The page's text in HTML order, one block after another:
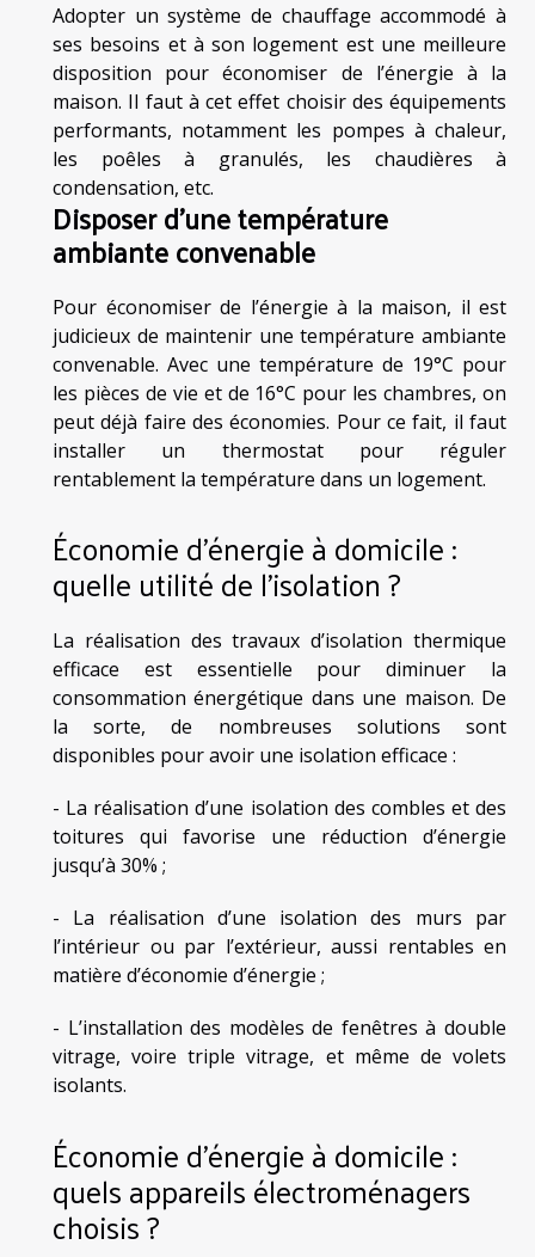
Adopter un système de chauffage accommodé à
ses besoins et à son logement est une meilleure
disposition pour économiser de l’énergie à la
maison. Il faut à cet effet choisir des équipements
performants, notamment les pompes à chaleur,
les poêles à granulés, les chaudières à
condensation, etc.
Disposer d’une température
ambiante convenable
Pour économiser de l’énergie à la maison, il est
judicieux de maintenir une température ambiante
convenable. Avec une température de 19°C pour
les pièces de vie et de 16°C pour les chambres, on
peut déjà faire des économies. Pour ce fait, il faut
installer un thermostat pour réguler
rentablement la température dans un logement.
Économie d’énergie à domicile :
quelle utilité de l’isolation ?
La réalisation des travaux d’isolation thermique
efficace est essentielle pour diminuer la
consommation énergétique dans une maison. De
la sorte, de nombreuses solutions sont
disponibles pour avoir une isolation efficace :
- La réalisation d’une isolation des combles et des
toitures qui favorise une réduction d’énergie
jusqu’à 30% ;
- La réalisation d’une isolation des murs par
l’intérieur ou par l’extérieur, aussi rentables en
matière d’économie d’énergie ;
- L’installation des modèles de fenêtres à double
vitrage, voire triple vitrage, et même de volets
isolants.
Économie d’énergie à domicile :
quels appareils électroménagers
choisis ?